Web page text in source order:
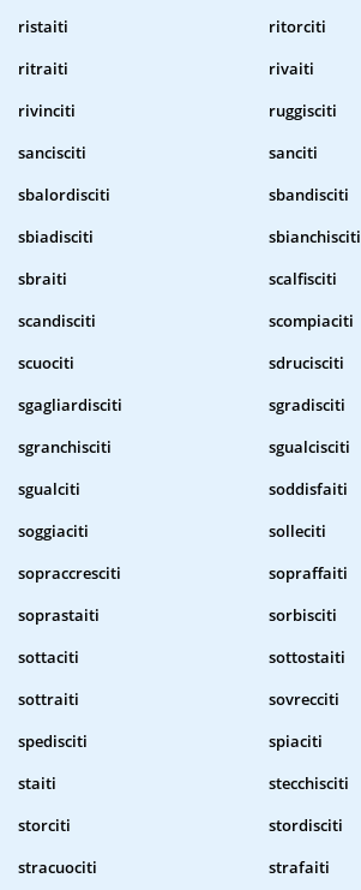
ristaiti
ritorciti
ritraiti
rivaiti
rivinciti
ruggisciti
sancisciti
sanciti
sbalordisciti
sbandisciti
sbiadisciti
sbianchisciti
sbraiti
scalfisciti
scandisciti
scompiaciti
scuociti
sdrucisciti
sgagliardisciti
sgradisciti
sgranchisciti
sgualcisciti
sgualciti
soddisfaiti
soggiaciti
solleciti
sopraccresciti
sopraffaiti
soprastaiti
sorbisciti
sottaciti
sottostaiti
sottraiti
sovrecciti
spedisciti
spiaciti
staiti
stecchisciti
storciti
stordisciti
stracuociti
strafaiti